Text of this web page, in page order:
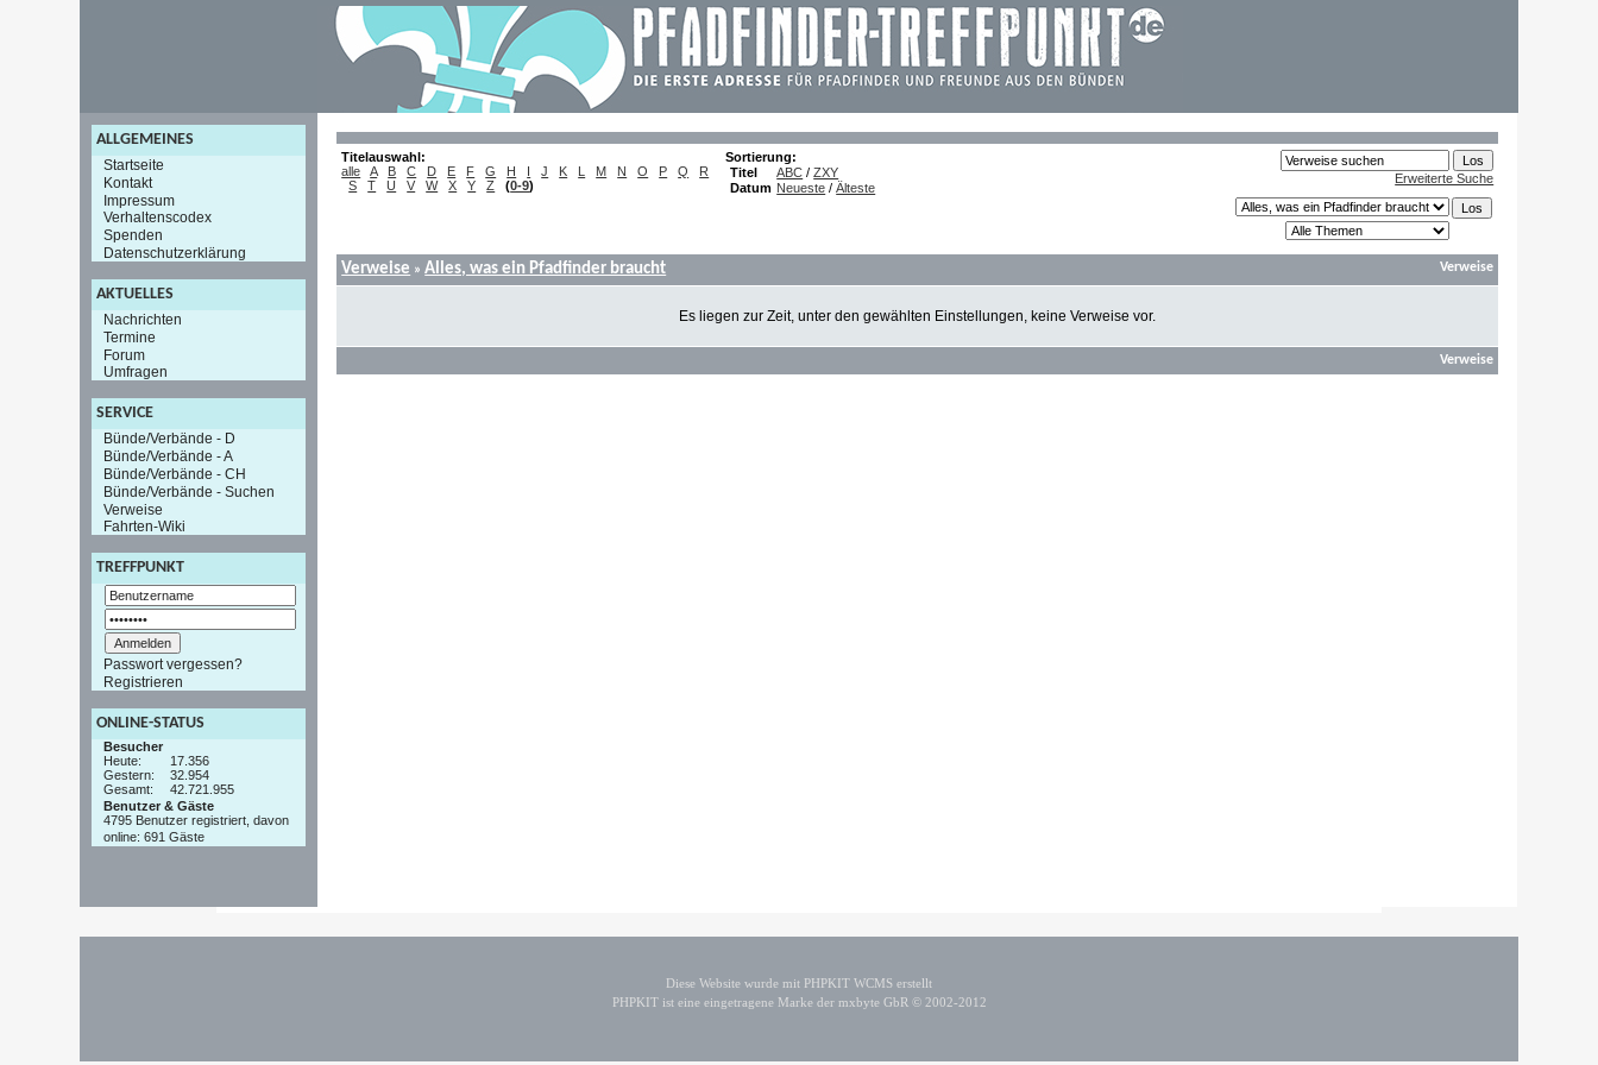
ALLGEMEINES
Startseite
Kontakt
Impressum
Verhaltenscodex
Spenden
Datenschutzerklärung
AKTUELLES
Nachrichten
Termine
Forum
Umfragen
SERVICE
Bünde/Verbände - D
Bünde/Verbände - A
Bünde/Verbände - CH
Bünde/Verbände - Suchen
Verweise
Fahrten-Wiki
TREFFPUNKT
Passwort vergessen?
Registrieren
ONLINE-STATUS
Besucher
Heute:
17.356
Gestern:
32.954
Gesamt:
42.721.955
Benutzer & Gäste
4795 Benutzer registriert, davon
online: 691 Gäste
Titelauswahl:
alle
A B C D E F G H I J K L M N O P Q
R
S
T U V W X Y Z (0-9)
Sortierung:
Titel
ABC /ZXY
Datum Neueste /Älteste
Erweiterte Suche
Verweise »Alles, was ein Pfadfinder braucht Verweise
Es liegen zur Zeit, unter den gewählten Einstellungen, keine Verweise vor.
Verweise
Diese Website wurde mit PHPKIT WCMS erstellt
PHPKIT ist eine eingetragene Marke der mxbyte GbR © 2002-2012